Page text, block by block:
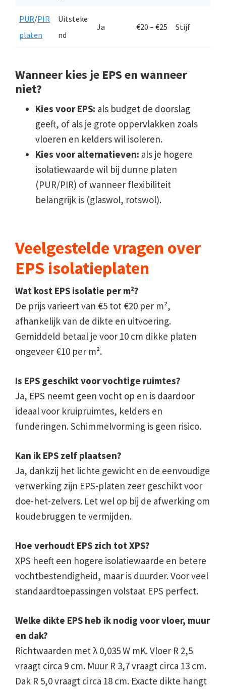
PUR/PIR
platen
Uitsteke
nd
Ja €20 – €25 Stijf
Wanneer kies je EPS en wanneer
niet?
Kies voor EPS: als budget de doorslag
geeft, of als je grote oppervlakken zoals
vloeren en kelders wil isoleren.
Kies voor alternatieven: als je hogere
isolatiewaarde wil bij dunne platen
(PUR/PIR) of wanneer flexibiliteit
belangrijk is (glaswol, rotswol).
Veelgestelde vragen over
EPS isolatieplaten
Wat kost EPS isolatie per m²?
De prijs varieert van €5 tot €20 per m²,
afhankelijk van de dikte en uitvoering.
Gemiddeld betaal je voor 10 cm dikke platen
ongeveer €10 per m².
Is EPS geschikt voor vochtige ruimtes?
Ja, EPS neemt geen vocht op en is daardoor
ideaal voor kruipruimtes, kelders en
funderingen. Schimmelvorming is geen risico.
Kan ik EPS zelf plaatsen?
Ja, dankzij het lichte gewicht en de eenvoudige
verwerking zijn EPS-platen zeer geschikt voor
doe-het-zelvers. Let wel op bij de afwerking om
koudebruggen te vermijden.
Hoe verhoudt EPS zich tot XPS?
XPS heeft een hogere isolatiewaarde en betere
vochtbestendigheid, maar is duurder. Voor veel
standaardtoepassingen volstaat EPS perfect.
Welke dikte EPS heb ik nodig voor vloer, muur
en dak?
Richtwaarden met λ 0,035 W mK. Vloer R 2,5
vraagt circa 9 cm. Muur R 3,7 vraagt circa 13 cm.
Dak R 5,0 vraagt circa 18 cm. Exacte dikte hangt